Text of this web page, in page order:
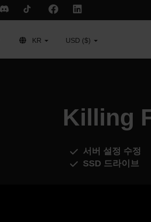
KR USD ($)
Killing
서버 설정 수정
SSD 드라이브